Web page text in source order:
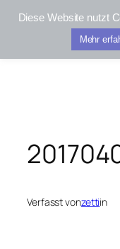
Zum
Kifis-Touren
Verfasst vonzettiin
Diese Website nutzt
Mehr